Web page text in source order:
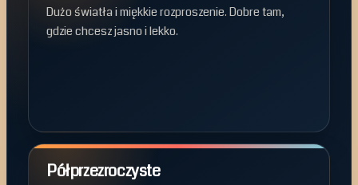
Dużo światła i miękkie rozproszenie. Dobre tam,
gdzie chcesz jasno i lekko.
Półprzezroczyste